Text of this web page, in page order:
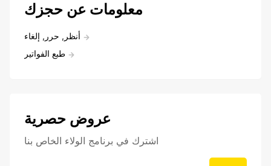
معلومات عن حجزك
أنظر, حرر, إلغاء
طبع الفواتير
عروض حصرية
اشترك في برنامج الولاء الخاص بنا